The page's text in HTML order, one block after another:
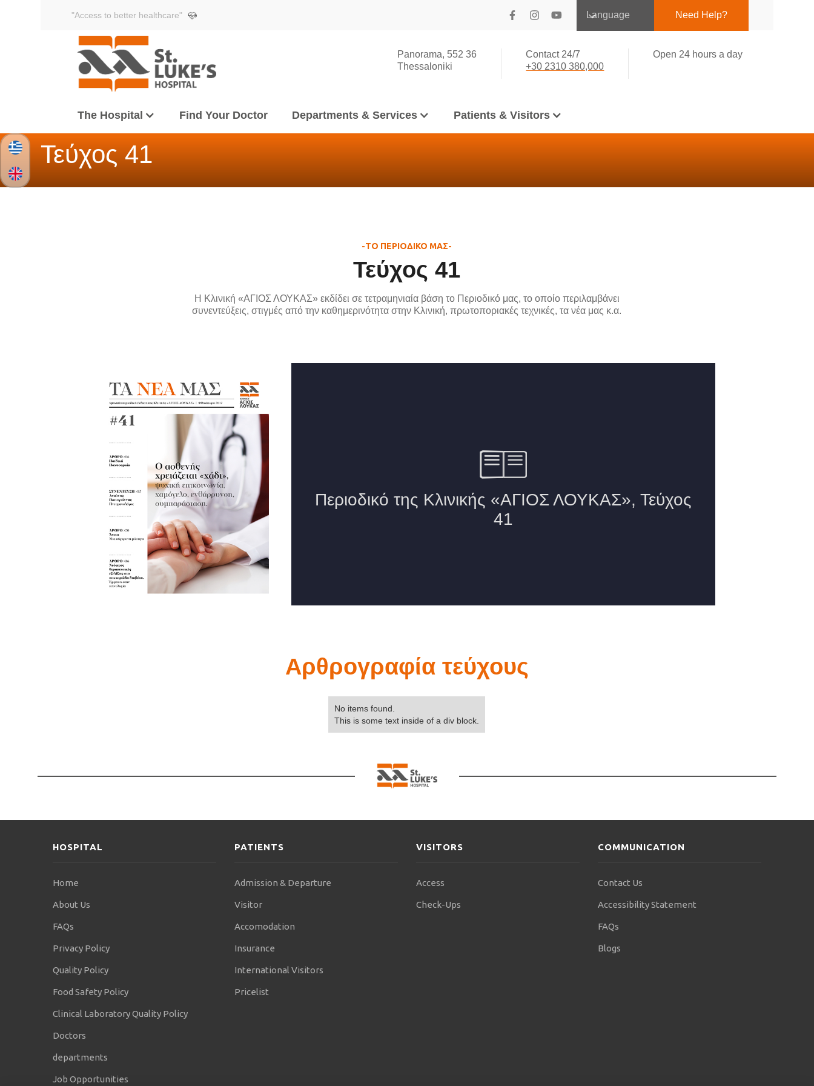
"Access to better healthcare" Language Need Help?
Panorama, 552 36
Thessaloniki
Contact 24/7
+30 2310 380,000
Open 24 hours a day
The Hospital Find Your Doctor Departments & Services Patients & Visitors
Τεύχος 41
-ΤΟ ΠΕΡΙΟΔΙΚΟ ΜΑΣ-
Τεύχος 41
Η Κλινική «ΑΓΙΟΣ ΛΟΥΚΑΣ» εκδίδει σε τετραμηνιαία βάση το Περιοδικό μας, το οποίο περιλαμβάνει
συνεντεύξεις, στιγμές από την καθημερινότητα στην Κλινική, πρωτοποριακές τεχνικές, τα νέα μας κ.α.
Αρθρογραφία τεύχους
No items found.
This is some text inside of a div block.
HOSPITAL
Home
About Us
FAQs
Privacy Policy
Quality Policy
Food Safety Policy
Clinical Laboratory Quality Policy
Doctors
departments
Job Opportunities
PATIENTS
Admission & Departure
Visitor
Accomodation
Insurance
International Visitors
Pricelist
VISITORS
Access
Check-Ups
COMMUNICATION
Contact Us
Accessibility Statement
FAQs
Blogs